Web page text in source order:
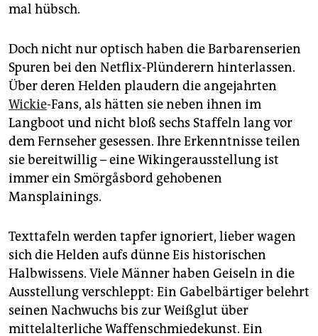
mal hübsch.
Doch nicht nur optisch haben die Barbarenserien
Spuren bei den Netflix-Plünderern hinterlassen.
Über deren Helden plaudern die angejahrten
Wickie-Fans, als hätten sie neben ihnen im
Langboot und nicht bloß sechs Staffeln lang vor
dem Fernseher gesessen. Ihre Erkenntnisse teilen
sie bereitwillig – eine Wikingerausstellung ist
immer ein Smörgåsbord gehobenen
Mansplainings.
Texttafeln werden tapfer ignoriert, lieber wagen
sich die Helden aufs dünne Eis historischen
Halbwissens. Viele Männer haben Geiseln in die
Ausstellung verschleppt: Ein Gabelbärtiger belehrt
seinen Nachwuchs bis zur Weißglut über
mittelalterliche Waffenschmiedekunst. Ein